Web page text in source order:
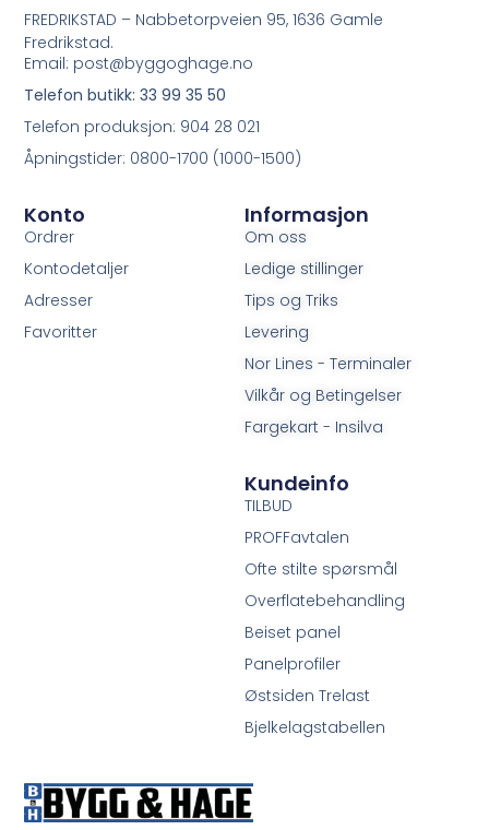
Informasjon
Om oss
Ledige stillinger
Tips og Triks
Levering
Nor Lines - Terminaler
Vilkår og Betingelser
Fargekart - Insilva
Konto
Ordrer
Kontodetaljer
Adresser
Favoritter
Kundeinfo
TILBUD
PROFFavtalen
Ofte stilte spørsmål
Overflatebehandling
Beiset panel
Panelprofiler
Østsiden Trelast
Bjelkelagstabellen
FREDRIKSTAD – Nabbetorpveien 95, 1636 Gamle
Fredrikstad.
Email: post@byggoghage.no
Telefon butikk: 33 99 35 50
Telefon produksjon: 904 28 021
Åpningstider: 0800-1700 (1000-1500)